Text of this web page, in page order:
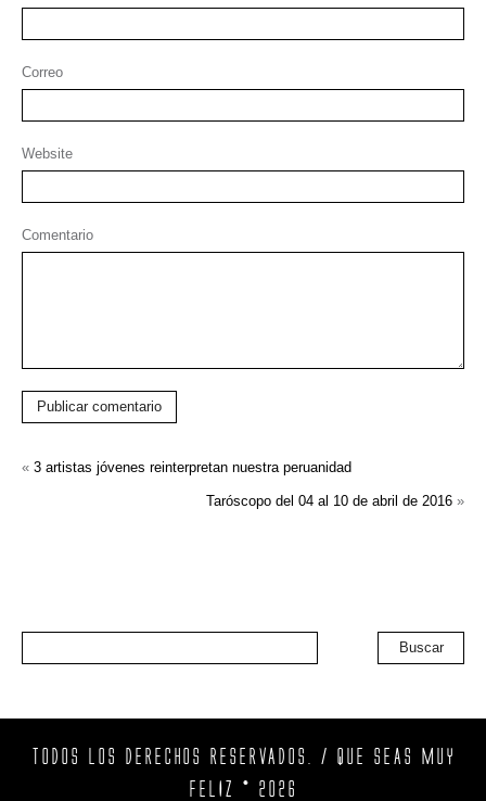
Correo
Website
Comentario
Publicar comentario
« 3 artistas jóvenes reinterpretan nuestra peruanidad
Taróscopo del 04 al 10 de abril de 2016 »
Buscar
TODOS LOS DERECHOS RESERVADOS. / QUE SEAS MUY
FELIZ © 2026